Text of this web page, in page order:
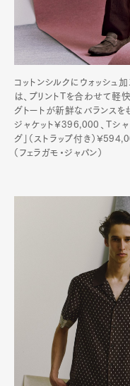
コットンシルクにウォッシュ
は、プリントTを合わせて軽
グトートが新鮮なバランスを
ジャケット¥396,000、Tシ
グ」（ストラップ付き）
（フェラガモ・ジャパン）